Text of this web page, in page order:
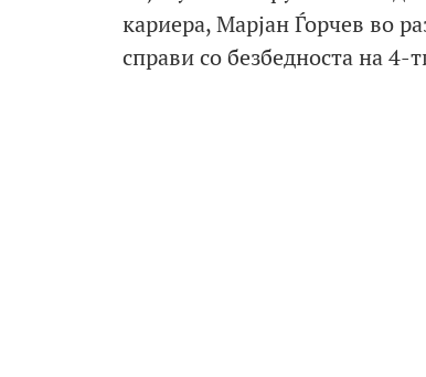
кариера, Марјан Ѓорчев во
справи со безбедноста на 4-